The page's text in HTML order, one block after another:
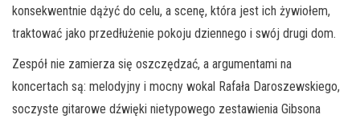
konsekwentnie dążyć do celu, a scenę, która jest ich żywiołem,
traktować jako przedłużenie pokoju dziennego i swój drugi dom.
Zespół nie zamierza się oszczędzać, a argumentami na
koncertach są: melodyjny i mocny wokal Rafała Daroszewskiego,
soczyste gitarowe dźwięki nietypowego zestawienia Gibsona